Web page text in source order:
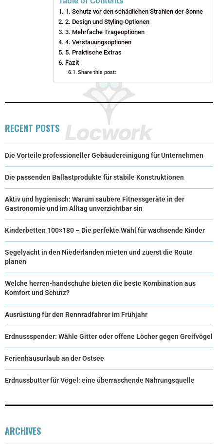
O
O
K
R
E
S
D
1. Schutz vor den schädlichen Strahlen der Sonne
2. Design und Styling-Optionen
3. Mehrfache Trageoptionen
4. Verstauungsoptionen
5. Praktische Extras
Fazit
Share this post:
RECENT POSTS
Die Vorteile professioneller Gebäudereinigung für Unternehmen
Die passenden Ballastprodukte für stabile Konstruktionen
Aktiv und hygienisch: Warum saubere Fitnessgeräte in der
Gastronomie und im Alltag unverzichtbar sin
Kinderbetten 100×180 – Die perfekte Wahl für wachsende Kinder
Segelyacht in den Niederlanden mieten und zuerst die Route
planen
Welche herren-handschuhe bieten die beste Kombination aus
Komfort und Schutz?
Ausrüstung für den Rennradfahrer im Frühjahr
Erdnussspender: Wähle Gitter oder offene Löcher gegen Greifvögel
Ferienhausurlaub an der Ostsee
Erdnussbutter für Vögel: eine überraschende Nahrungsquelle
ARCHIVES